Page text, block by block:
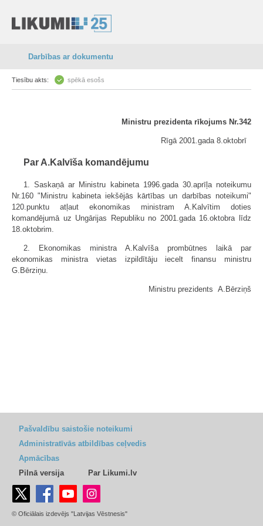
Darbības ar dokumentu
Tiesību akts: spēkā esošs
Ministru prezidenta rīkojums Nr.342
Rīgā 2001.gada 8.oktobrī
Par A.Kalvīša komandējumu
1. Saskaņā ar Ministru kabineta 1996.gada 30.aprīļa noteikumu
Nr.160 "Ministru kabineta iekšējās kārtības un darbības noteikumi"
120.punktu atļaut ekonomikas ministram A.Kalvītim doties
komandējumā uz Ungārijas Republiku no 2001.gada 16.oktobra līdz
18.oktobrim.
2. Ekonomikas ministra A.Kalvīša prombūtnes laikā par
ekonomikas ministra vietas izpildītāju iecelt finansu ministru
G.Bērziņu.
Ministru prezidents A.Bērziņš
Pašvaldību saistošie noteikumi
Administratīvās atbildības ceļvedis
Apmācības
Pilnā versija
Par Likumi.lv
© Oficiālais izdevējs "Latvijas Vēstnesis"